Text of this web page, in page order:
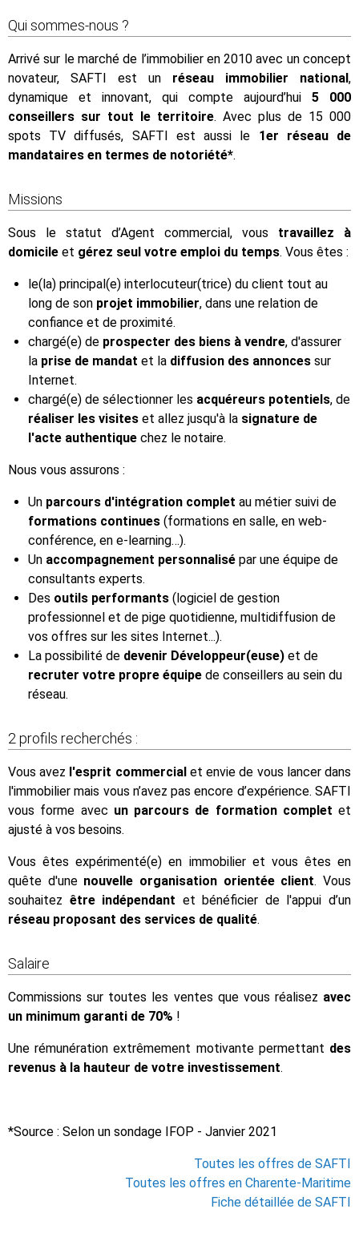
Qui sommes-nous ?
Arrivé sur le marché de l’immobilier en 2010 avec un concept
novateur, SAFTI est un réseau immobilier national,
dynamique et innovant, qui compte aujourd’hui 5 000
conseillers sur tout le territoire. Avec plus de 15 000
spots TV diffusés, SAFTI est aussi le 1er réseau de
mandataires en termes de notoriété*.
Missions
Sous le statut d’Agent commercial, vous travaillez à
domicile et gérez seul votre emploi du temps. Vous êtes :
le(la) principal(e) interlocuteur(trice) du client tout au
long de son projet immobilier, dans une relation de
confiance et de proximité.
chargé(e) de prospecter des biens à vendre, d'assurer
la prise de mandat et la diffusion des annonces sur
Internet.
chargé(e) de sélectionner les acquéreurs potentiels, de
réaliser les visites et allez jusqu'à la signature de
l'acte authentique chez le notaire.
Nous vous assurons :
Un parcours d'intégration complet au métier suivi de
formations continues (formations en salle, en web-
conférence, en e-learning…).
Un accompagnement personnalisé par une équipe de
consultants experts.
Des outils performants (logiciel de gestion
professionnel et de pige quotidienne, multidiffusion de
vos offres sur les sites Internet...).
La possibilité de devenir Développeur(euse) et de
recruter votre propre équipe de conseillers au sein du
réseau.
2 profils recherchés :
Vous avez l'esprit commercialet envie de vous lancer dans
l'immobilier mais vous n’avez pas encore d’expérience. SAFTI
vous forme avec un parcours de formation complet et
ajusté à vos besoins.
Vous êtes expérimenté(e) en immobilier et vous êtes en
quête d'une nouvelle organisation orientée client. Vous
souhaitez être indépendant et bénéficier de l'appui d’un
réseau proposant des services de qualité.
Salaire
Commissions sur toutes les ventes que vous réalisez avec
un minimum garanti de 70% !
Une rémunération extrêmement motivante permettant des
revenus à la hauteur de votre investissement.
*Source : Selon un sondage IFOP - Janvier 2021
Toutes les offres de SAFTI
Toutes les offres en Charente-Maritime
Fiche détaillée de SAFTI